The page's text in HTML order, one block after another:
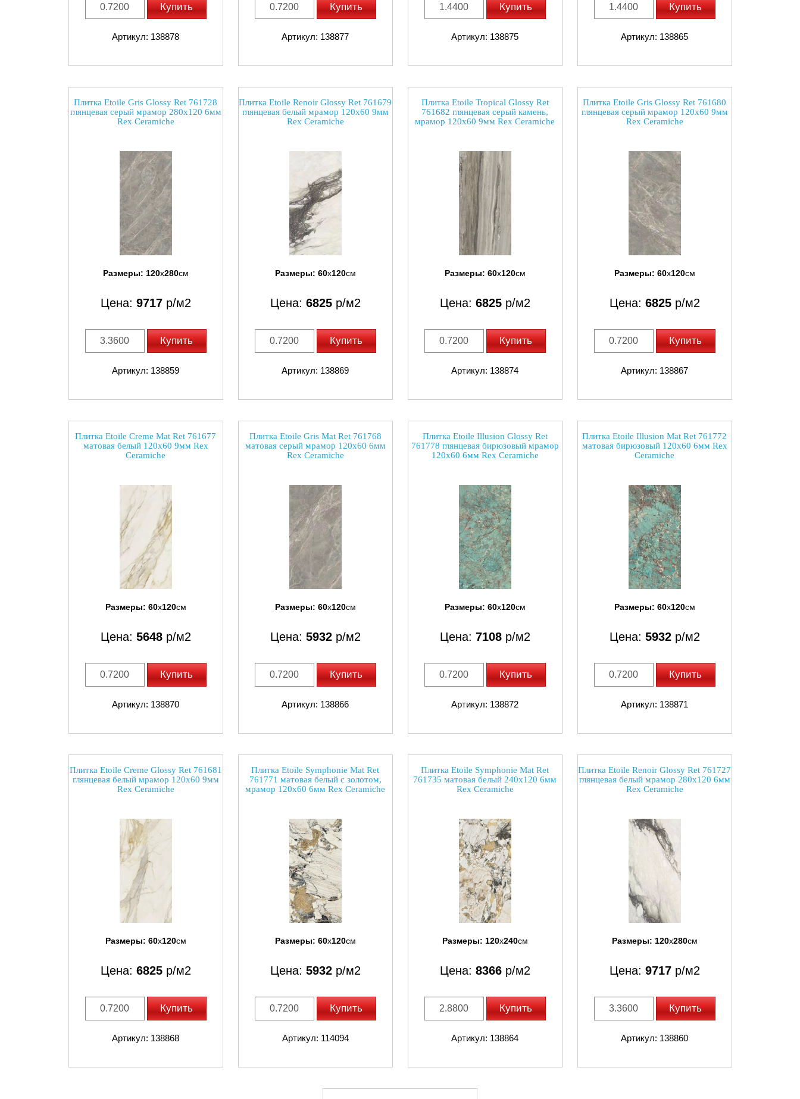
Купить
Артикул: 138878
Купить
Артикул: 138877
Купить
Артикул: 138875
Купить
Артикул: 138865
Плитка Etoile Gris Glossy Ret 761728
глянцевая серый мрамор 280x120 6мм
Rex Ceramiche
Размеры: 120x280см
Цена: 9717р/м2
Купить
Артикул: 138859
Плитка Etoile Renoir Glossy Ret 761679
глянцевая белый мрамор 120x60 9мм
Rex Ceramiche
Размеры: 60x120см
Цена: 6825р/м2
Купить
Артикул: 138869
Плитка Etoile Tropical Glossy Ret
761682 глянцевая серый камень,
мрамор 120x60 9мм Rex Ceramiche
Размеры: 60x120см
Цена: 6825р/м2
Купить
Артикул: 138874
Плитка Etoile Gris Glossy Ret 761680
глянцевая серый мрамор 120x60 9мм
Rex Ceramiche
Размеры: 60x120см
Цена: 6825р/м2
Купить
Артикул: 138867
Плитка Etoile Creme Mat Ret 761677
матовая белый 120x60 9мм Rex
Ceramiche
Размеры: 60x120см
Цена: 5648р/м2
Купить
Артикул: 138870
Плитка Etoile Gris Mat Ret 761768
матовая серый мрамор 120x60 6мм
Rex Ceramiche
Размеры: 60x120см
Цена: 5932р/м2
Купить
Артикул: 138866
Плитка Etoile Illusion Glossy Ret
761778 глянцевая бирюзовый мрамор
120x60 6мм Rex Ceramiche
Размеры: 60x120см
Цена: 7108р/м2
Купить
Артикул: 138872
Плитка Etoile Illusion Mat Ret 761772
матовая бирюзовый 120x60 6мм Rex
Ceramiche
Размеры: 60x120см
Цена: 5932р/м2
Купить
Артикул: 138871
Плитка Etoile Creme Glossy Ret 761681
глянцевая белый мрамор 120x60 9мм
Rex Ceramiche
Размеры: 60x120см
Цена: 6825р/м2
Купить
Артикул: 138868
Плитка Etoile Symphonie Mat Ret
761771 матовая белый с золотом,
мрамор 120x60 6мм Rex Ceramiche
Размеры: 60x120см
Цена: 5932р/м2
Купить
Артикул: 114094
Плитка Etoile Symphonie Mat Ret
761735 матовая белый 240x120 6мм
Rex Ceramiche
Размеры: 120x240см
Цена: 8366р/м2
Купить
Артикул: 138864
Плитка Etoile Renoir Glossy Ret 761727
глянцевая белый мрамор 280x120 6мм
Rex Ceramiche
Размеры: 120x280см
Цена: 9717р/м2
Купить
Артикул: 138860